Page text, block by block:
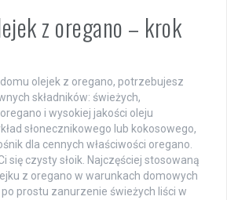
z oregano – krok
olejek z oregano, potrzebujesz
składników: świeżych,
i wysokiej jakości oleju
słonecznikowego lub kokosowego,
dla cennych właściwości oregano.
się czysty słoik. Najczęściej stosowaną
z oregano w warunkach domowych
prostu zanurzenie świeżych liści w